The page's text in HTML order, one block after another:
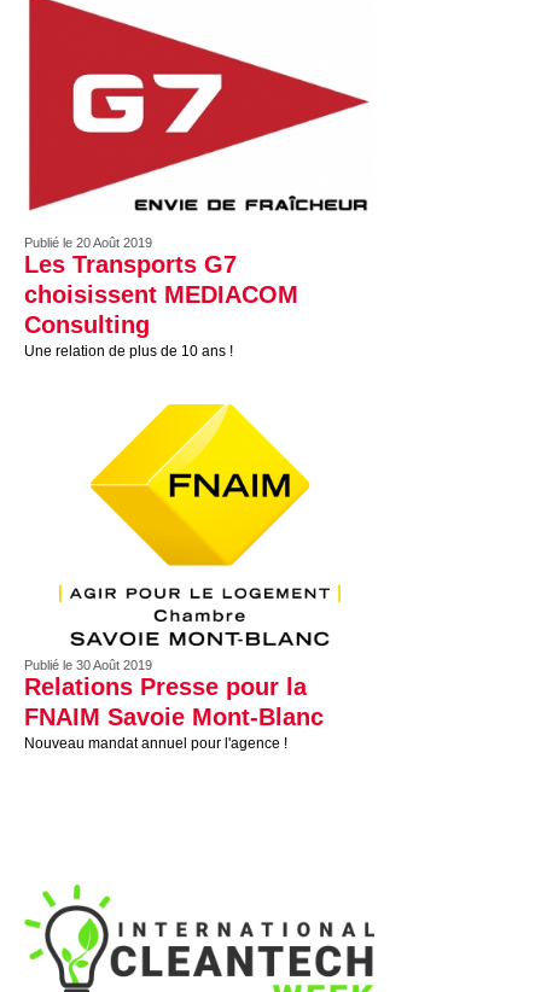
Publié le 20 Août 2019
Les Transports G7
choisissent MEDIACOM
Consulting
Une relation de plus de 10 ans !
Publié le 30 Août 2019
Relations Presse pour la
FNAIM Savoie Mont-Blanc
Nouveau mandat annuel pour l'agence !